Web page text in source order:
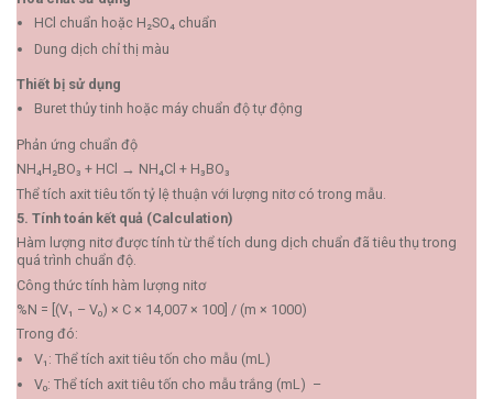
HCl chuẩn hoặc H₂SO₄ chuẩn
Dung dịch chỉ thị màu
Thiết bị sử dụng
Buret thủy tinh hoặc máy chuẩn độ tự động
Phản ứng chuẩn độ
NH₄H₂BO₃ + HCl → NH₄Cl + H₃BO₃
Thể tích axit tiêu tốn tỷ lệ thuận với lượng nitơ có trong mẫu.
5. Tính toán kết quả (Calculation)
Hàm lượng nitơ được tính từ thể tích dung dịch chuẩn đã tiêu thụ trong
quá trình chuẩn độ.
Công thức tính hàm lượng nitơ
%N = [(V₁ – V₀) × C × 14,007 × 100] / (m × 1000)
Trong đó:
V₁: Thể tích axit tiêu tốn cho mẫu (mL)
V₀: Thể tích axit tiêu tốn cho mẫu trắng (mL) –